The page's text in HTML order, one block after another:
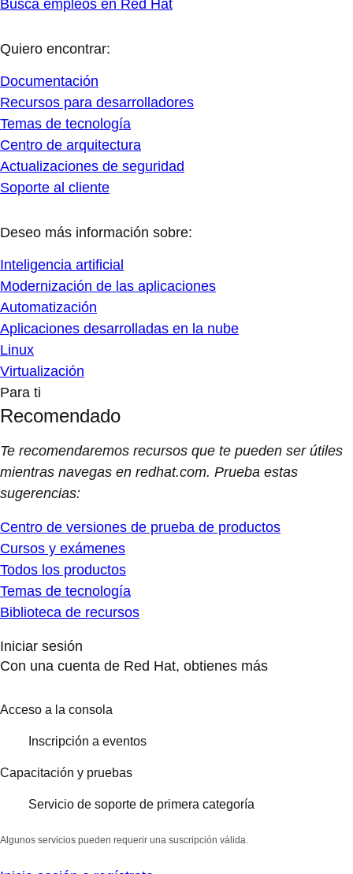
Busca empleos en Red Hat
Quiero encontrar:
Documentación
Recursos para desarrolladores
Temas de tecnología
Centro de arquitectura
Actualizaciones de seguridad
Soporte al cliente
Deseo más información sobre:
Inteligencia artificial
Modernización de las aplicaciones
Automatización
Aplicaciones desarrolladas en la nube
Linux
Virtualización
Para ti
Recomendado
Te recomendaremos recursos que te pueden ser útiles
mientras navegas en redhat.com. Prueba estas
sugerencias:
Centro de versiones de prueba de productos
Cursos y exámenes
Todos los productos
Temas de tecnología
Biblioteca de recursos
Iniciar sesión
Con una cuenta de Red Hat, obtienes más
Acceso a la consola
Inscripción a eventos
Capacitación y pruebas
Servicio de soporte de primera categoría
Algunos servicios pueden requerir una suscripción válida.